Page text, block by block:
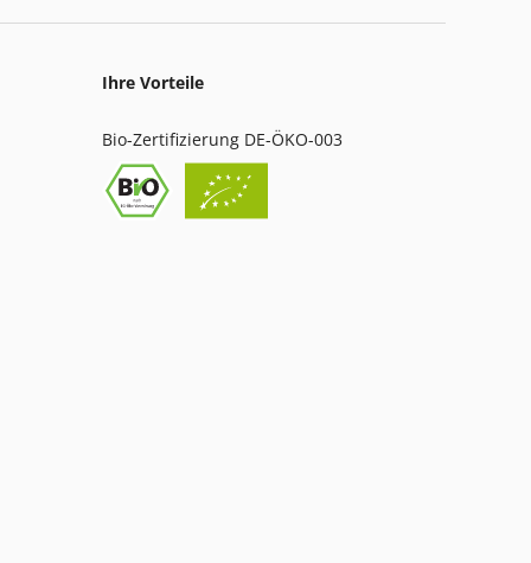
Ihre Vorteile
Bio-Zertifizierung DE-ÖKO-003